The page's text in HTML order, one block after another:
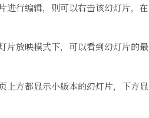
进行编辑，则可以右击该幻灯片，在
片放映模式下，可以看到幻灯片的最
方都显示小版本的幻灯片，下方显